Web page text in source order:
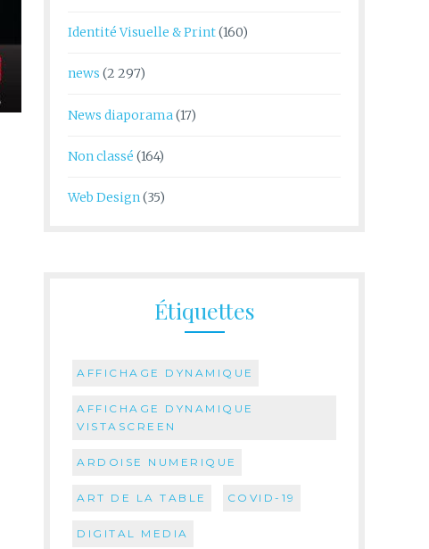
Identité Visuelle & Print(160)
news (2 297)
News diaporama(17)
Non classé (164)
Web Design(35)
Étiquettes
AFFICHAGE DYNAMIQUE
AFFICHAGE DYNAMIQUE
VISTASCREEN
ARDOISE NUMERIQUE
ART DE LA TABLE COVID-19
DIGITAL MEDIA